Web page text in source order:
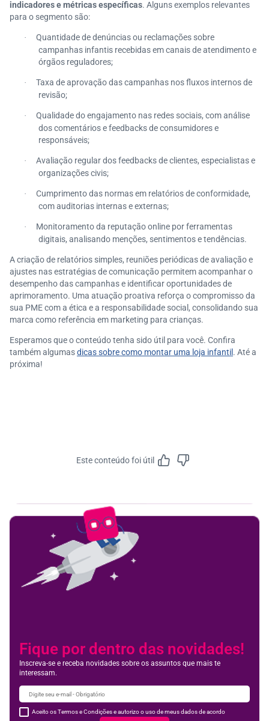
indicadores e métricas específicas. Alguns exemplos relevantes
para o segmento são:
·
Quantidade de denúncias ou reclamações sobre
campanhas infantis recebidas em canais de atendimento e
órgãos reguladores;
·
Taxa de aprovação das campanhas nos fluxos internos de
revisão;
·
Qualidade do engajamento nas redes sociais, com análise
dos comentários e feedbacks de consumidores e
responsáveis;
·
Avaliação regular dos feedbacks de clientes, especialistas e
organizações civis;
·
Cumprimento das normas em relatórios de conformidade,
com auditorias internas e externas;
·
Monitoramento da reputação online por ferramentas
digitais, analisando menções, sentimentos e tendências.
A criação de relatórios simples, reuniões periódicas de avaliação e
ajustes nas estratégias de comunicação permitem acompanhar o
desempenho das campanhas e identificar oportunidades de
aprimoramento. Uma atuação proativa reforça o compromisso da
sua PME com a ética e a responsabilidade social, consolidando sua
marca como referência em marketing para crianças.
Esperamos que o conteúdo tenha sido útil para você. Confira
também algumasdicas sobre como montar uma loja infantil . Até a
próxima!
Este conteúdo foi útil
Fique por dentro das novidades!
Inscreva-se e receba novidades sobre os assuntos que mais te
interessam.
Aceito os Termos e Condições e autorizo o uso de meus dados de acordo